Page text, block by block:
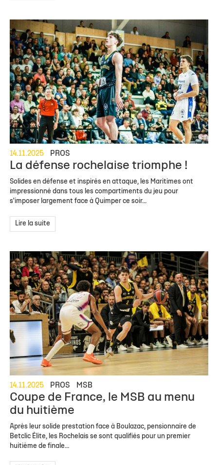
14.11.2025 PROS
La défense rochelaise triomphe !
Solides en défense et inspirés en attaque, les Maritimes ont
impressionné dans tous les compartiments du jeu pour
s'imposer largement face à Quimper ce soir...
Lire la suite
14.11.2025 PROS MSB
Coupe de France, le MSB au menu
du huitième
Après leur solide prestation face à Boulazac, pensionnaire de
Betclic Élite, les Rochelais se sont qualifiés pour un premier
huitième de finale...